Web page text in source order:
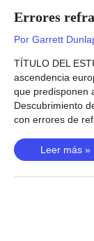
Errores
Por Garrett
TÍTULO DEL
ascendencia
que predisponen
Descubrimiento
con errores de
Errores
refractivos
(Hysi,
Leer más »